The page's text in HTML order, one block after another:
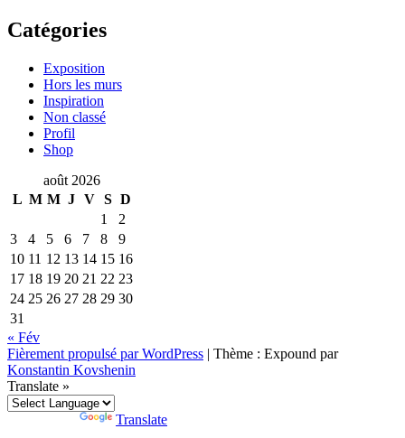
Catégories
Exposition
Hors les murs
Inspiration
Non classé
Profil
Shop
août 2026
L M M J V S D
1
2
3
4 5 6 7 8
9
10 11 12 13 14 15 16
17 18 19 20 21 22 23
24 25 26 27 28 29 30
31
« Fév
Fièrement propulsé par WordPress | Thème : Expound par
Konstantin Kovshenin
Translate »
Translate